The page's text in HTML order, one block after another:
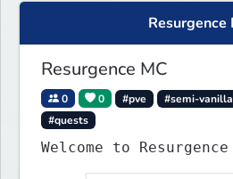
Resurgence
Resurgence MC
0 0 #pve #semi-vanilla
#quests
Welcome to Resurgence